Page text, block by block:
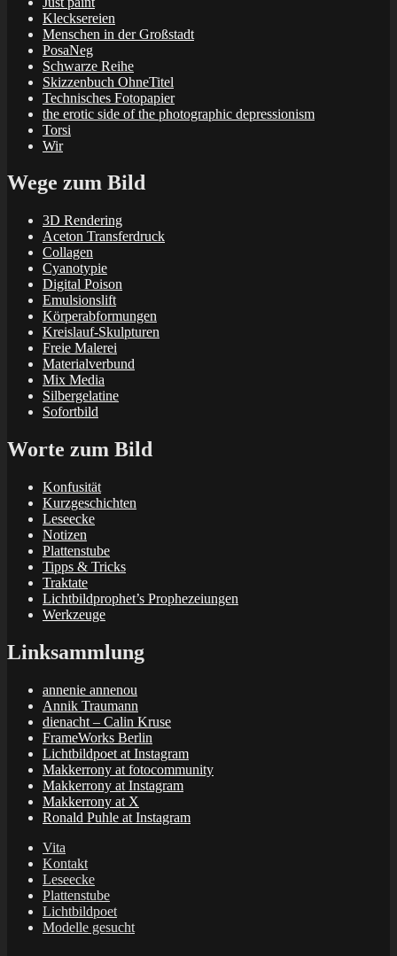
Klecksereien
Menschen in der Großstadt
PosaNeg
Schwarze Reihe
Skizzenbuch OhneTitel
Technisches Fotopapier
the erotic side of the photographic depressionism
Torsi
Wir
Wege zum Bild
3D Rendering
Aceton Transferdruck
Collagen
Cyanotypie
Digital Poison
Emulsionslift
Körperabformungen
Kreislauf-Skulpturen
Freie Malerei
Materialverbund
Mix Media
Silbergelatine
Sofortbild
Worte zum Bild
Konfusität
Kurzgeschichten
Leseecke
Notizen
Plattenstube
Tipps & Tricks
Traktate
Lichtbildprophet’s Prophezeiungen
Werkzeuge
Linksammlung
annenie annenou
Annik Traumann
dienacht – Calin Kruse
FrameWorks Berlin
Lichtbildpoet at Instagram
Makkerrony at fotocommunity
Makkerrony at Instagram
Makkerrony at X
Ronald Puhle at Instagram
Vita
Kontakt
Leseecke
Plattenstube
Lichtbildpoet
Modelle gesucht